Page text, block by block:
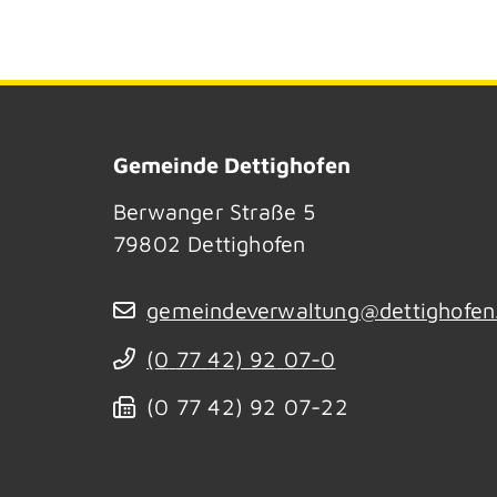
Gemeinde Dettighofen
Berwanger Straße 5
79802 Dettighofen
(0 77 42) 92 07-0
(0 77 42) 92 07-22